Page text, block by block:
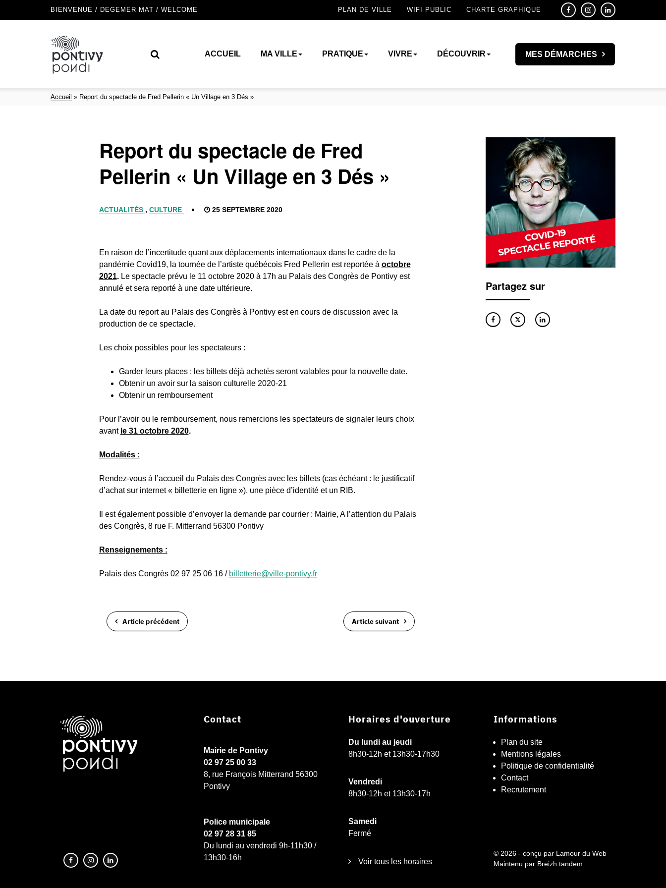
BIENVENUE / DEGEMER MAT / WELCOME PLAN DE VILLE WIFI PUBLIC CHARTE GRAPHIQUE
ACCUEIL MA VILLE PRATIQUE VIVRE DÉCOUVRIR MES DÉMARCHES
Accueil » Report du spectacle de Fred Pellerin « Un Village en 3 Dés »
Report du spectacle de Fred
Pellerin « Un Village en 3 Dés »
ACTUALITÉS , CULTURE 25 SEPTEMBRE 2020
En raison de l’incertitude quant aux déplacements internationaux dans le cadre de la
pandémie Covid19, la tournée de l’artiste québécois Fred Pellerin est reportée à octobre
2021.Le spectacle prévu le 11 octobre 2020 à 17h au Palais des Congrès de Pontivy est
annulé et sera reporté à une date ultérieure.
La date du report au Palais des Congrès à Pontivy est en cours de discussion avec la
production de ce spectacle.
Les choix possibles pour les spectateurs :
Garder leurs places : les billets déjà achetés seront valables pour la nouvelle date.
Obtenir un avoir sur la saison culturelle 2020-21
Obtenir un remboursement
Pour l’avoir ou le remboursement, nous remercions les spectateurs de signaler leurs choix
avant le 31 octobre 2020.
Modalités :
Rendez-vous à l’accueil du Palais des Congrès avec les billets (cas échéant : le justificatif
d’achat sur internet « billetterie en ligne »), une pièce d’identité et un RIB.
Il est également possible d’envoyer la demande par courrier : Mairie, A l’attention du Palais
des Congrès, 8 rue F. Mitterrand 56300 Pontivy
Renseignements :
Palais des Congrès 02 97 25 06 16 / billetterie@ville-pontivy.fr
Article précédent Article suivant
Partagez sur
Contact
Mairie de Pontivy
02 97 25 00 33
8, rue François Mitterrand 56300
Pontivy
Police municipale
02 97 28 31 85
Du lundi au vendredi 9h-11h30 /
13h30-16h
Horaires d'ouverture
Du lundi au jeudi
8h30-12h et 13h30-17h30
Vendredi
8h30-12h et 13h30-17h
Samedi
Fermé
Voir tous les horaires
Informations
Plan du site
Mentions légales
Politique de confidentialité
Contact
Recrutement
© 2026 - conçu par Lamour du Web
Maintenu par Breizh tandem